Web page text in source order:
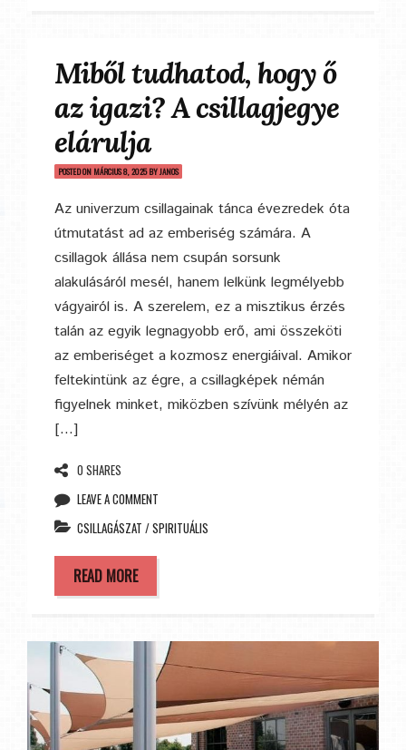
Miből tudhatod, hogy ő
az igazi? A csillagjegye
elárulja
POSTED ON MÁRCIUS 8, 2025BYJANOS
Az univerzum csillagainak tánca évezredek óta
útmutatást ad az emberiség számára. A
csillagok állása nem csupán sorsunk
alakulásáról mesél, hanem lelkünk legmélyebb
vágyairól is. A szerelem, ez a misztikus érzés
talán az egyik legnagyobb erő, ami összeköti
az emberiséget a kozmosz energiáival. Amikor
feltekintünk az égre, a csillagképek némán
figyelnek minket, miközben szívünk mélyén az
[…]
0 SHARES
LEAVE A COMMENT
CSILLAGÁSZAT /SPIRITUÁLIS
READ MORE